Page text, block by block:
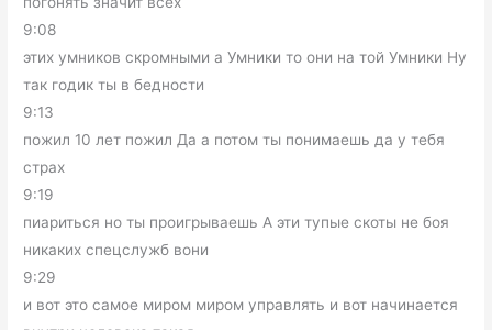
9:08
этих умников скромными а Умники то они на той Умники Ну
так годик ты в бедности
9:13
пожил 10 лет пожил Да а потом ты понимаешь да у тебя
страх
9:19
пиариться но ты проигрываешь А эти тупые скоты не боя
никаких спецслужб вони
9:29
и вот это самое миром миром управлять и вот начинается